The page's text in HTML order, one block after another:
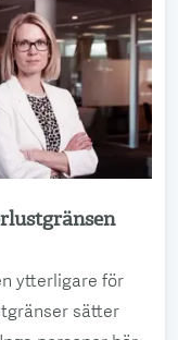
ytterligare för
sätter